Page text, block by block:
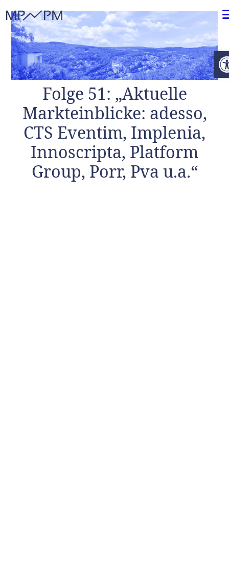
Folge 51: „Aktuelle
Markteinblicke: adesso,
CTS Eventim, Implenia,
Innoscripta, Platform
Group, Porr, Pva u.a.“